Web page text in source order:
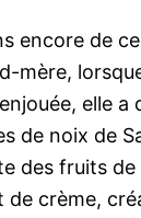
encore de
mère,
elle a
de noix de
des fruits
de crème,